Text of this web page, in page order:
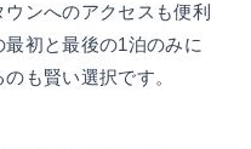
ンへのアクセスも便利
初と最後の1泊のみに
も賢い選択です。